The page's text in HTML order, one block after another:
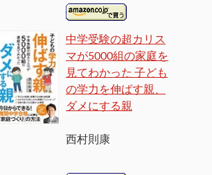
中学受験の超カリス
マが5000組の家庭を
見てわかった 子ども
の学力を伸ばす親、
ダメにする親
西村則康